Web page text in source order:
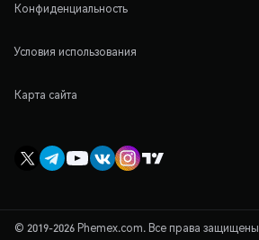
Конфиденциальность
Условия использования
Карта сайта
© 2019-2026 Phemex.com. Все права защищены